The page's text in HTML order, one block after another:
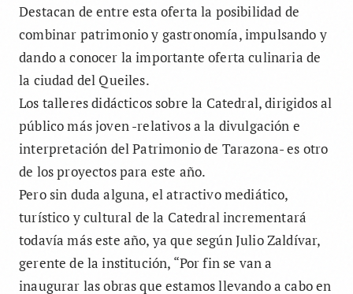
Destacan de entre esta oferta la posibilidad de
combinar patrimonio y gastronomía, impulsando y
dando a conocer la importante oferta culinaria de
la ciudad del Queiles.
Los talleres didácticos sobre la Catedral, dirigidos al
público más joven -relativos a la divulgación e
interpretación del Patrimonio de Tarazona- es otro
de los proyectos para este año.
Pero sin duda alguna, el atractivo mediático,
turístico y cultural de la Catedral incrementará
todavía más este año, ya que según Julio Zaldívar,
gerente de la institución, “Por fin se van a
inaugurar las obras que estamos llevando a cabo en